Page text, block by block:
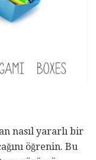
nasıl yararlı bir
öğrenin. Bu